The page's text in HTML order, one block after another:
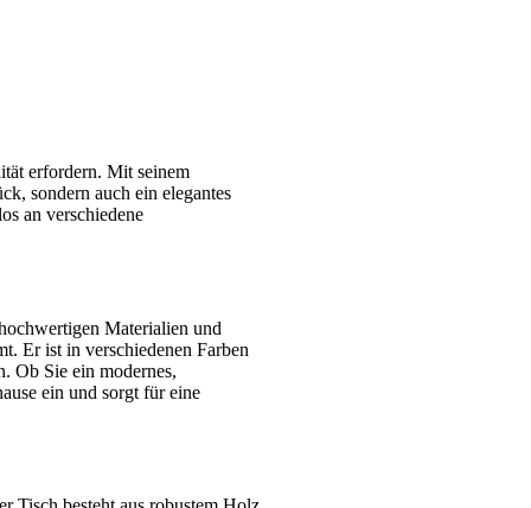
erfordern. Mit seinem
sondern auch ein elegantes
an verschiedene
Materialien und
Er ist in verschiedenen Farben
Ob Sie ein modernes,
ein und sorgt für eine